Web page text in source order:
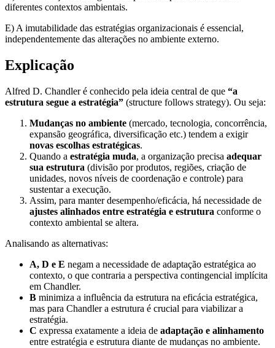
diferentes contextos ambientais.
E) A imutabilidade das estratégias organizacionais é essencial,
independentemente das alterações no ambiente externo.
Explicação
Alfred D. Chandler é conhecido pela ideia central de que “a
estrutura segue a estratégia” (structure follows strategy). Ou seja:
Mudanças no ambiente (mercado, tecnologia, concorrência,
expansão geográfica, diversificação etc.) tendem a exigir
novas escolhas estratégicas.
Quando a estratégia muda, a organização precisa adequar
sua estrutura (divisão por produtos, regiões, criação de
unidades, novos níveis de coordenação e controle) para
sustentar a execução.
Assim, para manter desempenho/eficácia, há necessidade de
ajustes alinhados entre estratégia e estrutura conforme o
contexto ambiental se altera.
Analisando as alternativas:
A, D e E negam a necessidade de adaptação estratégica ao
contexto, o que contraria a perspectiva contingencial implícita
em Chandler.
B minimiza a influência da estrutura na eficácia estratégica,
mas para Chandler a estrutura é crucial para viabilizar a
estratégia.
C expressa exatamente a ideia de adaptação e alinhamento
entre estratégia e estrutura diante de mudanças no ambiente.